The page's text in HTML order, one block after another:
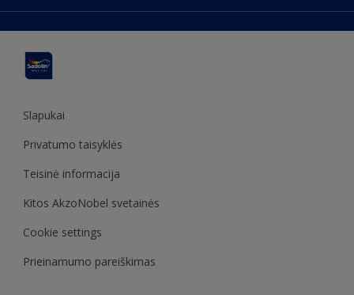
Produktai
Įkvėpimas
Dekoravimo patarimai
Sadolin Metų spalva
Slapukai
Privatumo taisyklės
Teisinė informacija
Kitos AkzoNobel svetainės
Cookie settings
Prieinamumo pareiškimas